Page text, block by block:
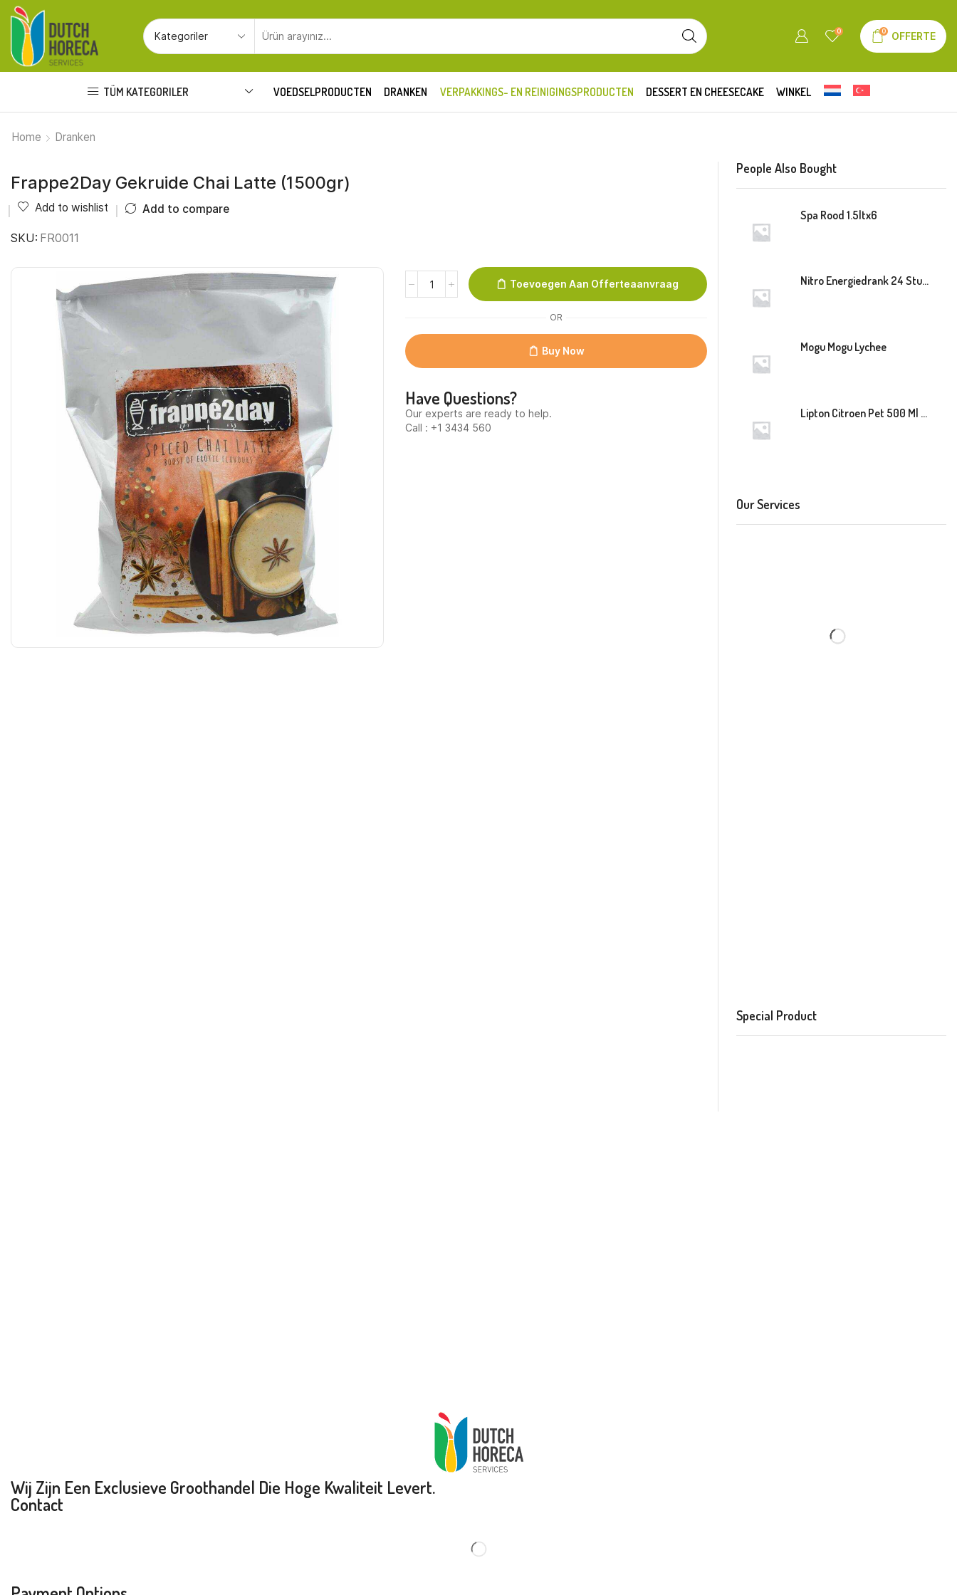
INPUT
0 0 OFFERTE
TÜM KATEGORILER VOEDSELPRODUCTEN DRANKEN VERPAKKINGS- EN REINIGINGSPRODUCTEN DESSERT EN CHEESECAKE WINKEL
Home Dranken
Frappe2Day Gekruide Chai Latte (1500gr)
Add to wishlist Add to compare
SKU: FR0011
Gekruide
(1500gr)
quantity
Toevoegen Aan Offerteaanvraag
OR
Buy Now
Have Questions?
Our experts are ready to help.
Call : +1 3434 560
People Also Bought
Spa Rood 1.5ltx6
Nitro Energiedrank 24 Stuk Blik
Mogu Mogu Lychee
Lipton Citroen Pet 500 Ml 12 Stuk
Our Services
Special Product
Wij Zijn Een Exclusieve Groothandel Die Hoge Kwaliteit Levert.
Contact